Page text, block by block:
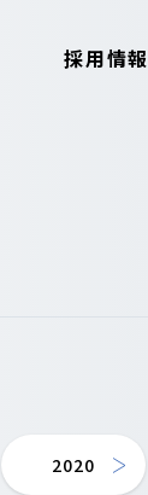
採用情報
2020